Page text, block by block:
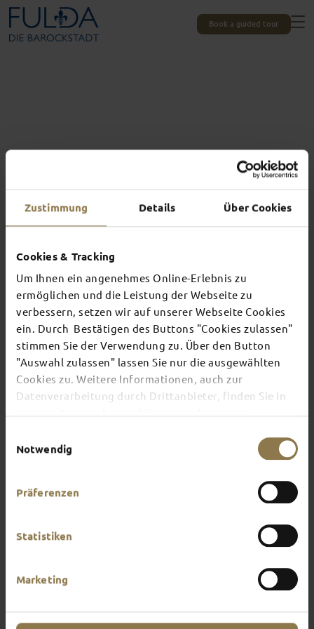
Zustimmung Details Über Cookies
Cookies & Tracking
Um Ihnen ein angenehmes Online-Erlebnis zu
ermöglichen und die Leistung der Webseite zu
verbessern, setzen wir auf unserer Webseite Cookies
ein. Durch Bestätigen des Buttons "Cookies zulassen"
stimmen Sie der Verwendung zu. Über den Button
"Auswahl zulassen" lassen Sie nur die ausgewählten
Cookies zu. Weitere Informationen, auch zur
Datenverarbeitung durch Drittanbieter, finden Sie in
Notwendig
Präferenzen
Statistiken
Marketing
Book a guided tour
Experiences unique to Fulda
TOP EVENTS
There's always something going on in Fulda:
whether it's a concert, a musical, a fun-filled
guided tour or a theatre performance – this is the
place to discover the current events and